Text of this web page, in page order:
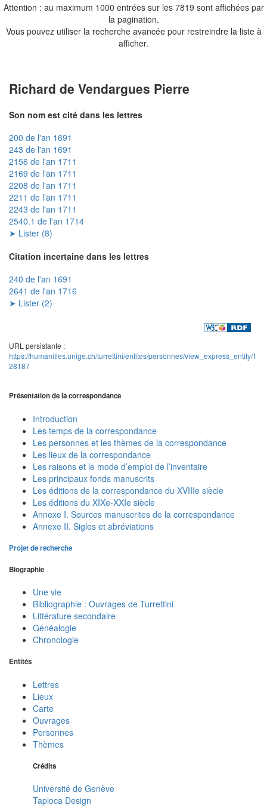
Attention : au maximum 1000 entrées sur les 7819 sont affichées par
la pagination.
Vous pouvez utiliser la recherche avancée pour restreindre la liste à
afficher.
Richard de Vendargues Pierre
Son nom est cité dans les lettres
200 de l'an 1691
243 de l'an 1691
2156 de l'an 1711
2169 de l'an 1711
2208 de l'an 1711
2211 de l'an 1711
2243 de l'an 1711
2540.1 de l'an 1714
➤ Lister (8)
Citation incertaine dans les lettres
240 de l'an 1691
2641 de l'an 1716
➤ Lister (2)
URL persistante :
https://humanities.unige.ch/turrettini/entites/personnes/view_express_entity/1
28187
Présentation de la correspondance
Introduction
Les temps de la correspondance
Les personnes et les thèmes de la correspondance
Les lieux de la correspondance
Les raisons et le mode d’emploi de l’inventaire
Les principaux fonds manuscrits
Les éditions de la correspondance du XVIIIe siècle
Les éditions du XIXe-XXIe siècle
Annexe I. Sources manuscrites de la correspondance
Annexe II. Sigles et abréviations
Projet de recherche
Biographie
Une vie
Bibliographie : Ouvrages de Turrettini
Littérature secondaire
Généalogie
Chronologie
Entités
Lettres
Lieux
Carte
Ouvrages
Personnes
Thèmes
Crédits
Université de Genève
Tapioca Design